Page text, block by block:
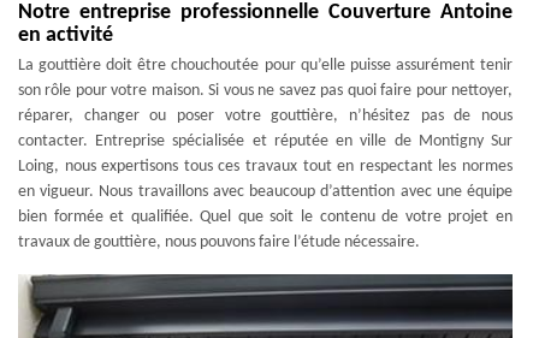
Notre entreprise professionnelle Couverture Antoine
en activité
La gouttière doit être chouchoutée pour qu’elle puisse assurément tenir
son rôle pour votre maison. Si vous ne savez pas quoi faire pour nettoyer,
réparer, changer ou poser votre gouttière, n’hésitez pas de nous
contacter. Entreprise spécialisée et réputée en ville de Montigny Sur
Loing, nous expertisons tous ces travaux tout en respectant les normes
en vigueur. Nous travaillons avec beaucoup d’attention avec une équipe
bien formée et qualifiée. Quel que soit le contenu de votre projet en
travaux de gouttière, nous pouvons faire l’étude nécessaire.